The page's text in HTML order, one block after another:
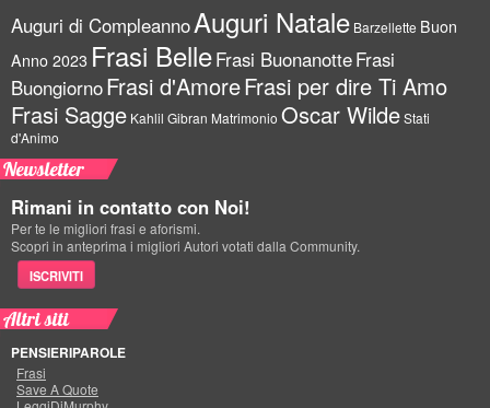
Auguri di CompleannoAuguri Natale Barzellette Buon
Anno 2023 Frasi BelleFrasi BuonanotteFrasi
BuongiornoFrasi d'AmoreFrasi per dire Ti Amo
Frasi Sagge Kahlil Gibran Matrimonio Oscar WildeStati
d'Animo
Newsletter
Rimani in contatto con Noi!
Per te le migliori frasi e aforismi.
Scopri in anteprima i migliori Autori votati dalla Community.
ISCRIVITI
Altri siti
PENSIERIPAROLE
Frasi
Save A Quote